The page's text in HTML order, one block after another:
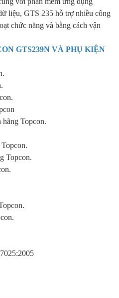
liệu, GTS 235 hỗ trợ nhiều công
chức năng và bằng cách vận
GTS239N VÀ PHỤ KIỆN
hãng Topcon.
Topcon.